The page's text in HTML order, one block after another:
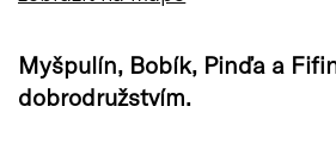
Myšpulín, Bobík, Pinďa a
dobrodružstvím.